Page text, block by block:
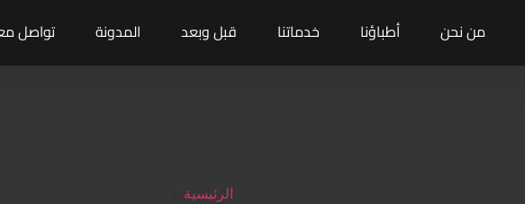
من نحن أطباؤنا خدماتنا قبل وبعد المدونة تواصل
الرئيسية